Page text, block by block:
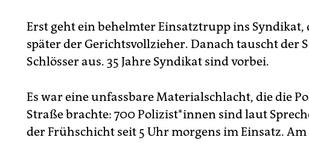
Erst geht ein behelmter Einsatztrupp ins
später der Gerichtsvollzieher. Danach tauscht der
Schlösser aus. 35 Jahre Syndikat sind vorbei.
Es war eine unfassbare Materialschlacht, die die
Straße brachte: 700 Polizist*innen sind laut
der Frühschicht seit 5 Uhr morgens im Einsatz.